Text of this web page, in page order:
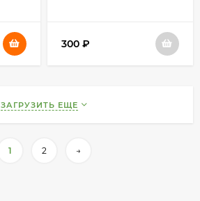
300 ₽
ЗАГРУЗИТЬ ЕЩЕ
1 2 →